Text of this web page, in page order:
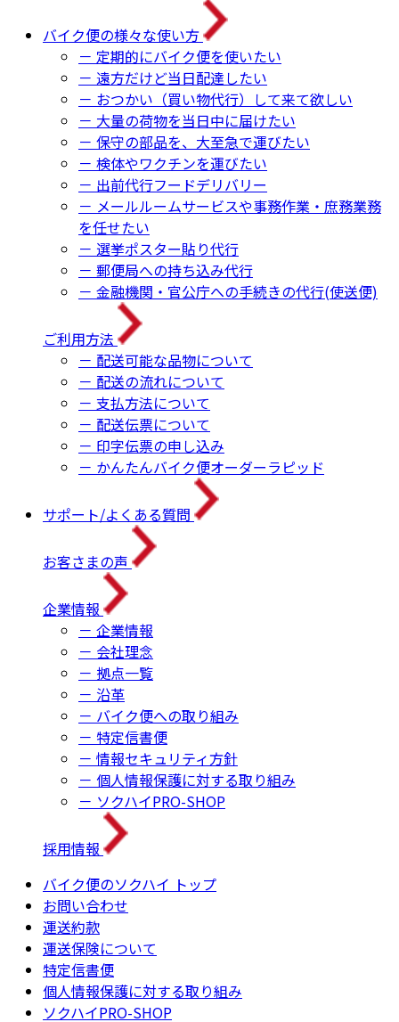
バイク便の様々な使い方
－ 定期的にバイク便を使いたい
－ 遠方だけど当日配達したい
－ おつかい（買い物代行）して来て欲しい
－ 大量の荷物を当日中に届けたい
－ 保守の部品を、大至急で運びたい
－ 検体やワクチンを運びたい
－ 出前代行フードデリバリー
－ メールルームサービスや事務作業・庶務業務
を任せたい
－ 選挙ポスター貼り代行
－ 郵便局への持ち込み代行
－ 金融機関・官公庁への手続きの代行(使送便)
ご利用方法
－ 配送可能な品物について
－ 配送の流れについて
－ 支払方法について
－ 配送伝票について
－ 印字伝票の申し込み
－ かんたんバイク便オーダーラピッド
サポート/よくある質問
お客さまの声
企業情報
－ 企業情報
－ 会社理念
－ 拠点一覧
－ 沿革
－ バイク便への取り組み
－ 特定信書便
－ 情報セキュリティ方針
－ 個人情報保護に対する取り組み
－ ソクハイPRO-SHOP
採用情報
バイク便のソクハイ トップ
お問い合わせ
運送約款
運送保険について
特定信書便
個人情報保護に対する取り組み
ソクハイPRO-SHOP